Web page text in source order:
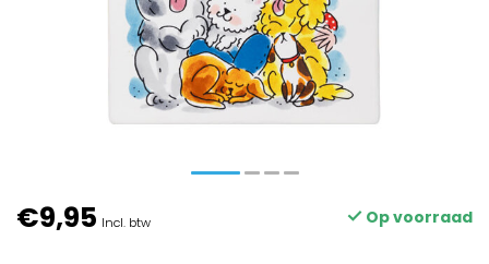
€9,95 Incl. btw Op voorraad